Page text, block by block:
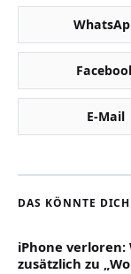
E-Mail
DAS KÖNNTE
iPhone verloren:
zusätzlich zu